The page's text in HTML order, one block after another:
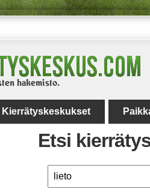
Kierrätyskeskukset
Etsi